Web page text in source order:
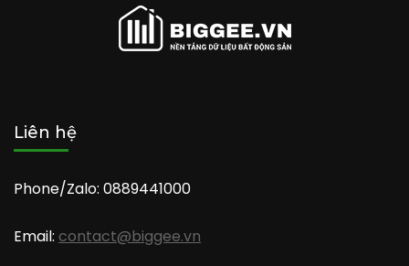
Liên hệ
Phone/Zalo: 0889441000
Email: contact@biggee.vn